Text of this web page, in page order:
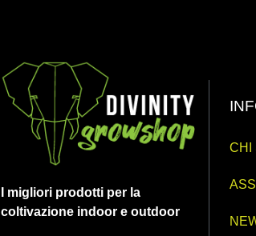
I migliori prodotti per la
coltivazione indoor e outdoor
CHI